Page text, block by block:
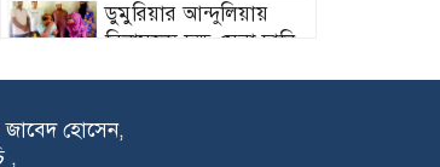
ডুমুরিয়ার আন্দুলিয়ায়
বিনামূল্যে চক্ষু সেবা ছানি
বাঁচাতে ভূরুঙ্গামারীতে
হোসেন,
,